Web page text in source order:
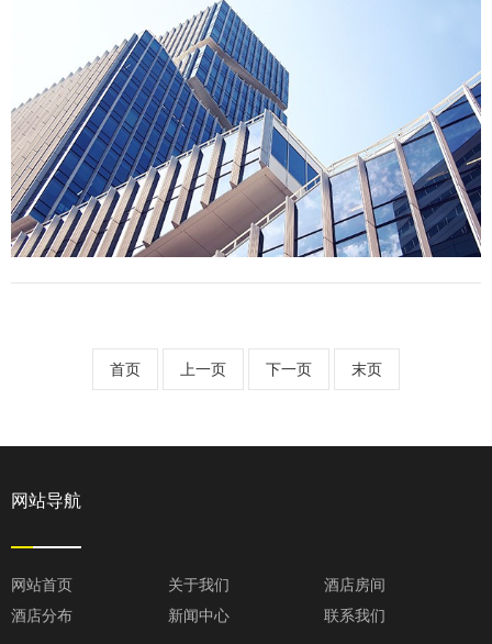
首页 上一页 下一页 末页
网站导航
网站首页 关于我们
酒店房间
酒店分布
新闻中心 联系我们